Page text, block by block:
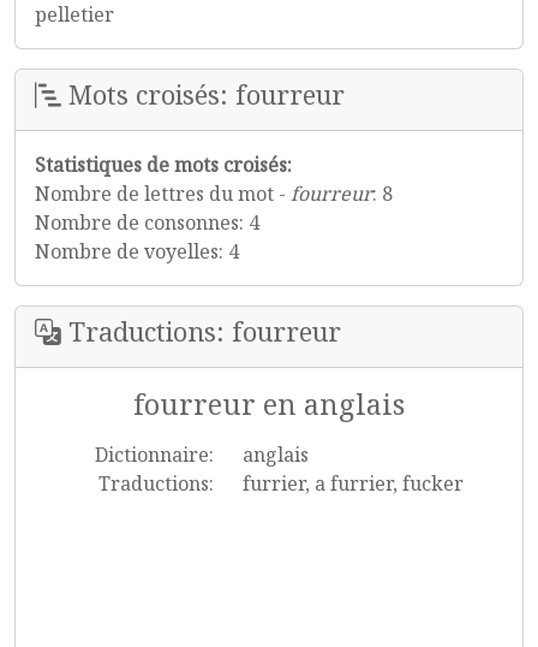
pelletier
Mots croisés: fourreur
Statistiques de mots croisés:
Nombre de lettres du mot - fourreur: 8
Nombre de consonnes: 4
Nombre de voyelles: 4
Traductions: fourreur
fourreur en anglais
Dictionnaire:
anglais
Traductions:
furrier, a furrier, fucker